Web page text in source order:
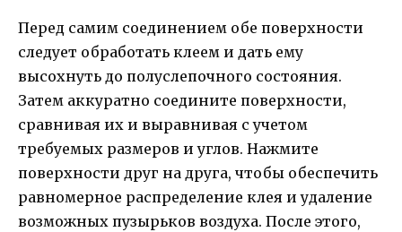
Перед самим соединением обе поверхности
следует обработать клеем и дать ему
высохнуть до полуслепочного состояния.
Затем аккуратно соедините поверхности,
сравнивая их и выравнивая с учетом
требуемых размеров и углов. Нажмите
поверхности друг на друга, чтобы обеспечить
равномерное распределение клея и удаление
возможных пузырьков воздуха. После этого,